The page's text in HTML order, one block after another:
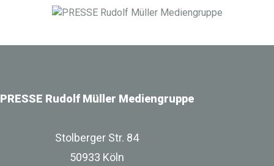
PRESSE Rudolf Müller Mediengruppe
Stolberger Str. 84
50933 Köln